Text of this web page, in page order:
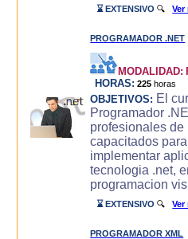
⌛ EXTENSIVO 🔍Ver
PROGRAMADOR .NET
MODALIDAD:
HORAS: 225 horas
OBJETIVOS: El
Programador
profesionales de
capacitados
implementar
tecnologia .net,
programacion
⌛ EXTENSIVO 🔍Ver
PROGRAMADOR XML